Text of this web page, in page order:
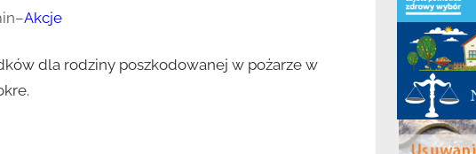
–Akcje
dla rodziny poszkodowanej w pożarze w